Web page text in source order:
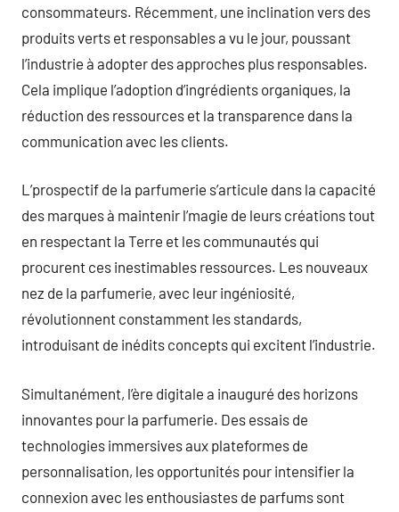
consommateurs. Récemment, une inclination vers des
produits verts et responsables a vu le jour, poussant
l’industrie à adopter des approches plus responsables.
Cela implique l’adoption d’ingrédients organiques, la
réduction des ressources et la transparence dans la
communication avec les clients.
L’prospectif de la parfumerie s’articule dans la capacité
des marques à maintenir l’magie de leurs créations tout
en respectant la Terre et les communautés qui
procurent ces inestimables ressources. Les nouveaux
nez de la parfumerie, avec leur ingéniosité,
révolutionnent constamment les standards,
introduisant de inédits concepts qui excitent l’industrie.
Simultanément, l’ère digitale a inauguré des horizons
innovantes pour la parfumerie. Des essais de
technologies immersives aux plateformes de
personnalisation, les opportunités pour intensifier la
connexion avec les enthousiastes de parfums sont